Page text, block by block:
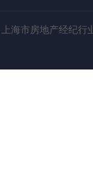
上海市房地产经纪行